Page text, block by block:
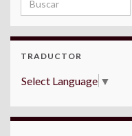
TRADUCTOR
Select Language ▼